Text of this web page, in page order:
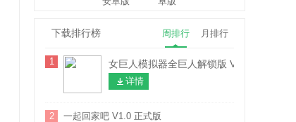
下载排行榜 周排行 月排行
1 女巨人模拟器全巨人解锁版 V1.7 安卓版
详情
2 一起回家吧 V1.0 正式版